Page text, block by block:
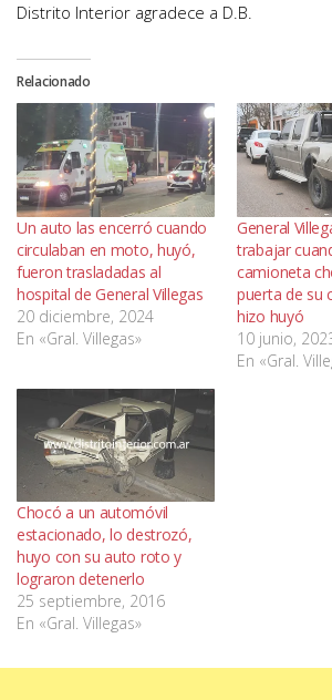
Distrito Interior agradece a D.B.
Relacionado
Un auto las encerró cuando
circulaban en moto, huyó,
fueron trasladadas al
hospital de General Villegas
20 diciembre, 2024
En «Gral. Villegas»
General
trabajar
camioneta
puerta de su
hizo huyó
10 junio,
En «Gral.
Chocó a un automóvil
estacionado, lo destrozó,
huyo con su auto roto y
lograron detenerlo
25 septiembre, 2016
En «Gral. Villegas»